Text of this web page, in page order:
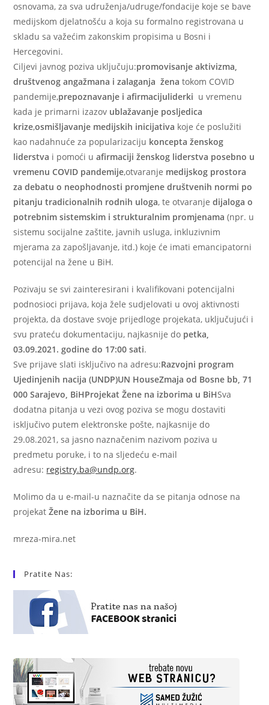
osnovama, za sva udruženja/udruge/fondacije koje se bave
medijskom djelatnošću a koja su formalno registrovana u
skladu sa važećim zakonskim propisima u Bosni i
Hercegovini.
Ciljevi javnog poziva uključuju:promovisanje aktivizma,
društvenog angažmana i zalaganja žena tokom COVID
pandemije,prepoznavanje i afirmacijuliderki u vremenu
kada je primarni izazov ublažavanje posljedica
krize,osmišljavanje medijskih inicijativa koje će poslužiti
kao nadahnuće za popularizaciju koncepta ženskog
liderstva i pomoći uafirmaciji ženskog liderstva posebno u
vremenu COVID pandemije,otvaranje medijskog prostora
za debatu o neophodnosti promjene društvenih normi po
pitanju tradicionalnih rodnih uloga, te otvaranjedijaloga o
potrebnim sistemskim i strukturalnim promjenama (npr. u
sistemu socijalne zaštite, javnih usluga, inkluzivnim
mjerama za zapošljavanje, itd.) koje će imati emancipatorni
potencijal na žene u BiH.
Pozivaju se svi zainteresirani i kvalifikovani potencijalni
podnosioci prijava, koja žele sudjelovati u ovoj aktivnosti
projekta, da dostave svoje prijedloge projekata, uključujući i
svu prateću dokumentaciju, najkasnije do petka,
03.09.2021. godine do 17:00 sati.
Sve prijave slati isključivo na adresu:Razvojni program
Ujedinjenih nacija (UNDP)UN HouseZmaja od Bosne bb, 71
000 Sarajevo, BiHProjekat Žene na izborima u BiHSva
dodatna pitanja u vezi ovog poziva se mogu dostaviti
isključivo putem elektronske pošte, najkasnije do
29.08.2021, sa jasno naznačenim nazivom poziva u
predmetu poruke, i to na sljedeću e-mail
adresu: registry.ba@undp.org.
Molimo da u e-mail-u naznačite da se pitanja odnose na
projekatŽene na izborima u BiH.
mreza-mira.net
Pratite Nas: